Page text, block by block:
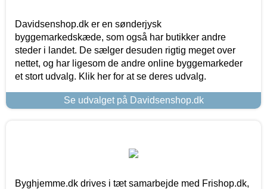
Davidsenshop.dk er en sønderjysk
byggemarkedskæde, som også har butikker andre
steder i landet. De sælger desuden rigtig meget over
nettet, og har ligesom de andre online byggemarkeder
et stort udvalg. Klik her for at se deres udvalg.
Se udvalget på Davidsenshop.dk
Byghjemme.dk drives i tæt samarbejde med Frishop.dk,